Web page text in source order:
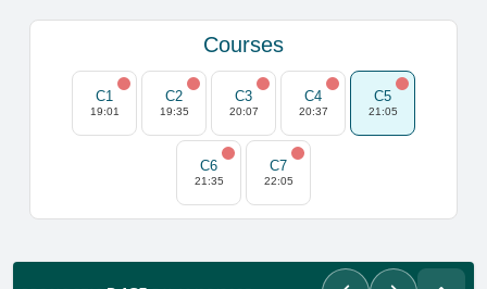
Courses
C1
19:01
C2
19:35
C3
20:07
C4
20:37
C5
21:05
C6
21:35
C7
22:05